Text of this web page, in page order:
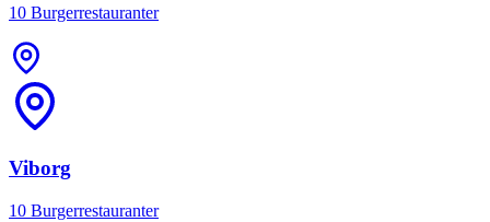
10 Burgerrestauranter
Viborg
10 Burgerrestauranter